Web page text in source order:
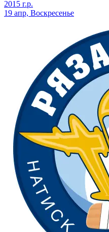
2015 г.р.
19 апр, Воскресенье